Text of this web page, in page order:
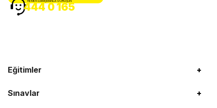
Eğitimler +
Sınavlar +
HEMEN DANIŞMANLA GÖRÜŞÜN
444 0 165